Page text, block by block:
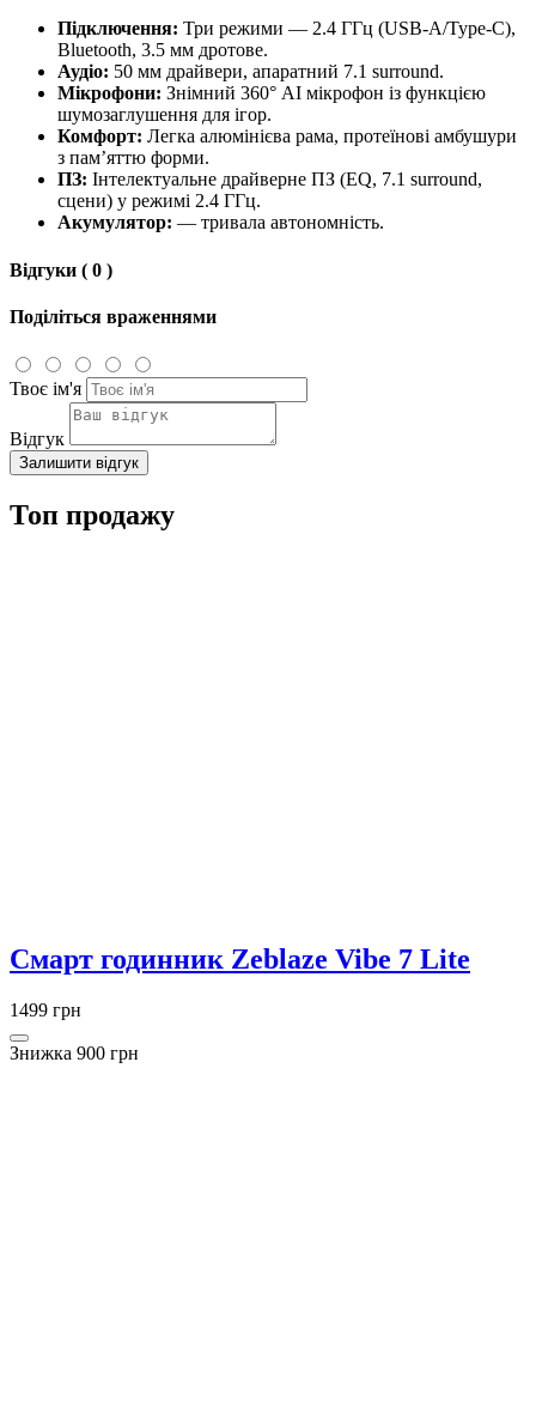
Підключення: Три режими — 2.4 ГГц (USB-A/Type-C),
Bluetooth, 3.5 мм дротове.
Аудіо: 50 мм драйвери, апаратний 7.1 surround.
Мікрофони: Знімний 360° AI мікрофон із функцією
шумозаглушення для ігор.
Комфорт: Легка алюмінієва рама, протеїнові амбушури
з пам’яттю форми.
ПЗ: Інтелектуальне драйверне ПЗ (EQ, 7.1 surround,
сцени) у режимі 2.4 ГГц.
Акумулятор: — тривала автономність.
Відгуки ( 0 )
Поділіться враженнями
Твоє ім'я
Відгук
Залишити відгук
Топ продажу
Смарт годинник Zeblaze Vibe 7 Lite
1499 грн
Знижка 900 грн